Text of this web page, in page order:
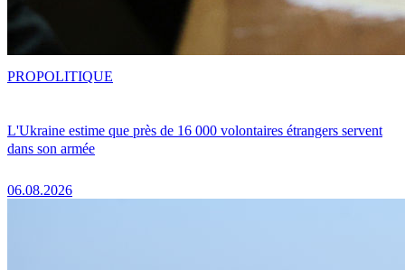
L'Ukraine estime que près de 16 000 volontaires étrangers servent
dans son armée
06.08.2026
PROPOLITIQUE